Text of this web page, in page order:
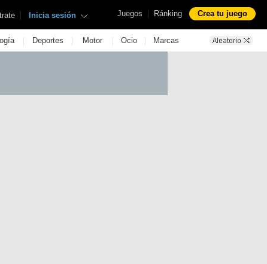
Juegos | Ránking Crea tu juego
| Inicia sesión
| Deportes | Motor | Ocio | Marcas